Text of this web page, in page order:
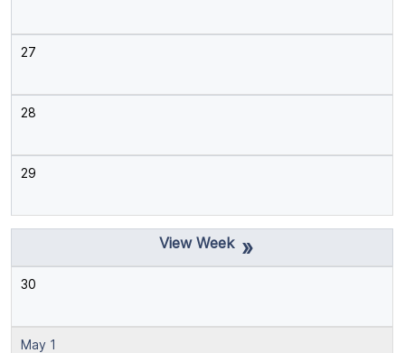
27
28
29
»
30
May 1